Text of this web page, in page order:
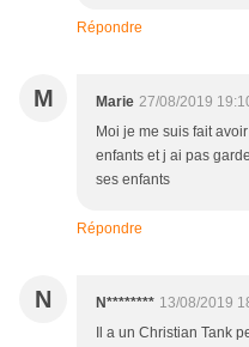
Répondre
M Marie 27/08/2019
Moi je me suis fait
enfants et j ai pas
ses enfants
Répondre
N N******** 13/08/2019
Il a un Christian Tank